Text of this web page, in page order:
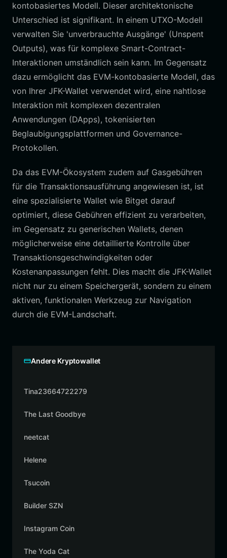
kontobasiertes Modell. Dieser architektonische
Unterschied ist signifikant. In einem UTXO-Modell
verwalten Sie 'unverbrauchte Ausgänge' (Unspent
Outputs), was für komplexe Smart-Contract-
Interaktionen umständlich sein kann. Im Gegensatz
dazu ermöglicht das EVM-kontobasierte Modell, das
von Ihrer JFK-Wallet verwendet wird, eine nahtlose
Interaktion mit komplexen dezentralen
Anwendungen (DApps), tokenisierten
Beglaubigungsplattformen und Governance-
Protokollen.
Da das EVM-Ökosystem zudem auf Gasgebühren
für die Transaktionsausführung angewiesen ist, ist
eine spezialisierte Wallet wie Bitget darauf
optimiert, diese Gebühren effizient zu verarbeiten,
im Gegensatz zu generischen Wallets, denen
möglicherweise eine detaillierte Kontrolle über
Transaktionsgeschwindigkeiten oder
Kostenanpassungen fehlt. Dies macht die JFK-Wallet
nicht nur zu einem Speichergerät, sondern zu einem
aktiven, funktionalen Werkzeug zur Navigation
durch die EVM-Landschaft.
Andere Kryptowallet
Tina23664722279
The Last Goodbye
neetcat
Helene
Tsucoin
Builder SZN
Instagram Coin
The Yoda Cat